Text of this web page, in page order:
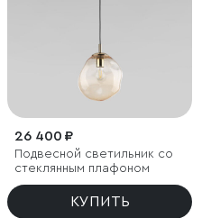
26 400 ₽
Подвесной светильник со
стеклянным плафоном
КУПИТЬ